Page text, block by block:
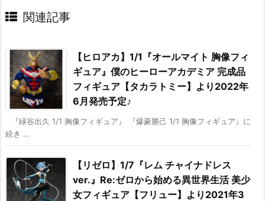
関連記事
【ヒロアカ】1/1『オールマイト 胸像フィ
ギュア』僕のヒーローアカデミア 完成品
フィギュア【タカラトミー】より2022年
6月発売予定♪
『緑谷出久 1/1 胸像フィギュア』 『爆豪勝己 1/1 胸像フィギュア』に
続き ...
【リゼロ】1/7『レム チャイナドレス
ver.』Re:ゼロから始める異世界生活 美少
女フィギュア【フリュー】より2021年3